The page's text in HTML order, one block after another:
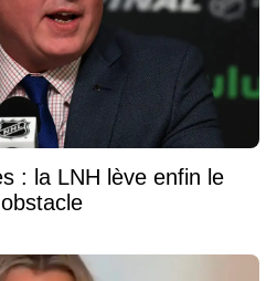
: la LNH lève enfin le